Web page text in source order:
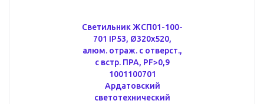
Светильник ЖСП01-100-
701 IP53, Ø320х520,
алюм. отраж. с отверст.,
с встр. ПРА, PF>0,9
1001100701
Ардатовский
светотехнический